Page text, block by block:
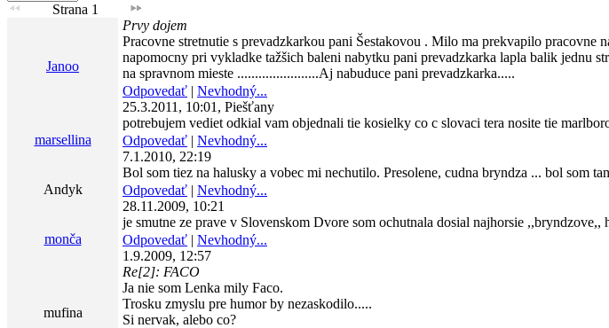
Strana 1
Janoo
Prvy dojem
Pracovne stretnutie s prevadzkarkou pani Šestakovou . Milo ma prekvapilo
napomocny pri vykladke tažšich baleni nabytku pani prevadzkarka lapla balik jednu
na spravnom mieste .......................Aj nabuduce pani prevadzkarka.....
Odpovedať | Nevhodný...
25.3.2011, 10:01, Piešťany
marsellina
potrebujem vediet odkial vam objednali tie kosielky co c slovaci tera nosite tie
Odpovedať | Nevhodný...
7.1.2010, 22:19
Andyk
Bol som tiez na halusky a vobec mi nechutilo. Presolene, cudna bryndza ... bol som
Odpovedať | Nevhodný...
28.11.2009, 10:21
monča
je smutne ze prave v Slovenskom Dvore som ochutnala dosial najhorsie
Odpovedať | Nevhodný...
1.9.2009, 12:57
mufina
Re[2]: FACO
Ja nie som Lenka mily Faco.
Trosku zmyslu pre humor by nezaskodilo.....
Si nervak, alebo co?